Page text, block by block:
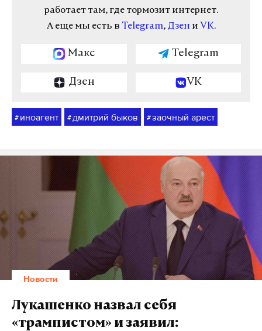
работает там, где тормозит интернет.
А еще мы есть в Telegram, Дзен и VK.
Макс Telegram
Дзен VK
# иноагент # дмитрий быков #заочный арест
Новости
Лукашенко назвал себя
«трампистом» и заявил: